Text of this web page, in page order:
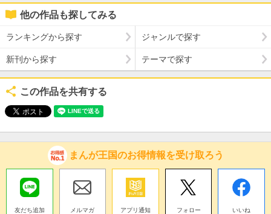
他の作品も探してみる
ランキングから探す ジャンルで探す
新刊から探す テーマで探す
この作品を共有する
まんが王国のお得情報を受け取ろう
友だち追加
メルマガ アプリ通知 フォロー いいね